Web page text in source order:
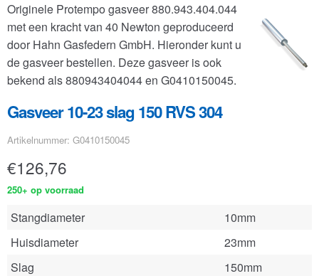
Klantenservice
FAQ
Originele Protempo gasveer 880.943.404.044
met een kracht van 40 Newton geproduceerd
door Hahn Gasfedern GmbH. Hieronder kunt u
de gasveer bestellen. Deze gasveer is ook
bekend als 880943404044 en G0410150045.
Gasveer 10-23 slag 150 RVS 304
Artikelnummer: G0410150045
€126,76
250+ op voorraad
Stangdiameter
10mm
Huisdiameter
23mm
Slag
150mm